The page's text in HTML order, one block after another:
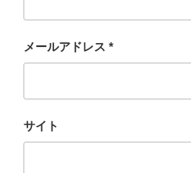
メールアドレス *
サイト